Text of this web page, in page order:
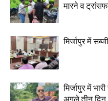
मारने व
मिर्जापुर में
मिर्जापुर में
अगले तीन दिन